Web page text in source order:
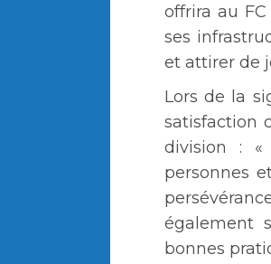
offrira au
ses
et attirer de
Lors de la
satisfaction
division : «
personnes
également
bonnes